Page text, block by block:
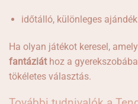
időtálló, különleges
Ha olyan játékot keresel, amely
fantáziáthoz a
tökéletes választás.